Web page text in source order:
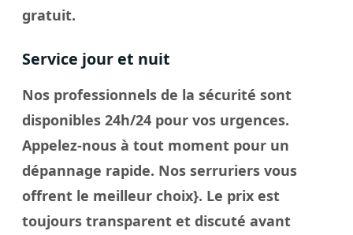
gratuit.
Service jour et nuit
Nos professionnels de la sécurité sont
disponibles 24h/24 pour vos urgences.
Appelez-nous à tout moment pour un
dépannage rapide. Nos serruriers vous
offrent le meilleur choix}. Le prix est
toujours transparent et discuté avant